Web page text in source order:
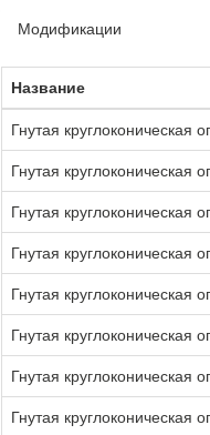
Модификации
Название
Гнутая
Гнутая
Гнутая
Гнутая
Гнутая
Гнутая
Гнутая
Гнутая